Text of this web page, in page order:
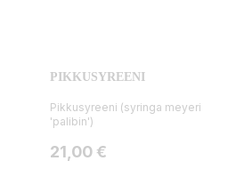
PIKKUSYREENI
Pikkusyreeni (syringa meyeri
'palibin')
Hinta
21,00 €